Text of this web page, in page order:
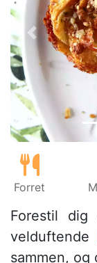
Tidligere
Forret
Forestil dig
velduftende
sammen, og